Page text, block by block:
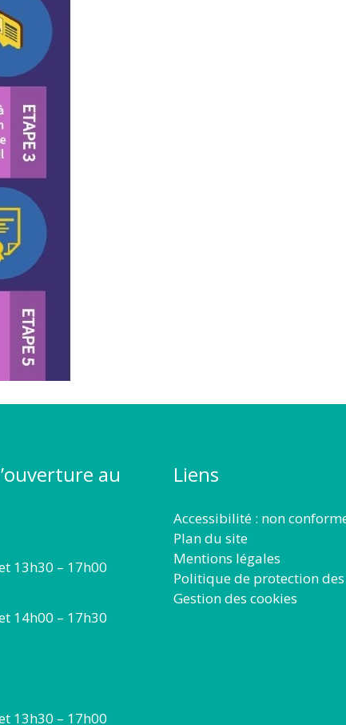
au
13h30 – 17h00
14h00 – 17h30
13h30 – 17h00
Liens
Accessibilité : non
Plan du site
Mentions légales
Politique de protection
Gestion des cookies